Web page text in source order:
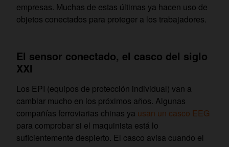
empresas. Muchas de estas últimas ya hacen uso de
objetos conectados para proteger a los trabajadores.
El sensor conectado, el casco del siglo
XXI
Los EPI (equipos de protección individual) van a
cambiar mucho en los próximos años. Algunas
compañías ferroviarias chinas ya usan un casco EEG
para comprobar si el maquinista está lo
suficientemente despierto. El casco avisa cuando el